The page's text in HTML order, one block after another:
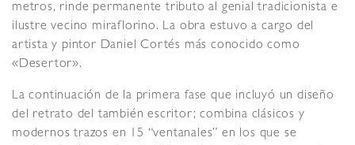
metros, rinde permanente tributo al genial tradicionista e
ilustre vecino miraflorino. La obra estuvo a cargo del
artista y pintor Daniel Cortés más conocido como
«Desertor».
La continuación de la primera fase que incluyó un diseño
del retrato del también escritor; combina clásicos y
modernos trazos en 15 “ventanales” en los que se